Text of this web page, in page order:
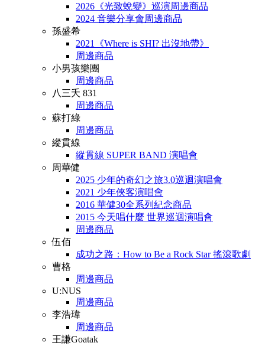
2026《光致蛻變》巡演周邊商品
2024 音樂分享會周邊商品
孫盛希
2021《Where is SHI? 出沒地帶》
周邊商品
小男孩樂團
周邊商品
八三夭 831
周邊商品
蘇打綠
周邊商品
縱貫線
縱貫線 SUPER BAND 演唱會
周華健
2025 少年的奇幻之旅3.0巡迴演唱會
2021 少年俠客演唱會
2016 華健30全系列紀念商品
2015 今天唱什麼 世界巡迴演唱會
周邊商品
伍佰
成功之路：How to Be a Rock Star 搖滾歌劇
曹格
周邊商品
U:NUS
周邊商品
李浩瑋
周邊商品
王謙Goatak